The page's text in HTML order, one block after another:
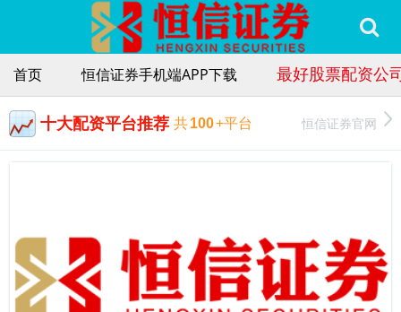
首页 恒信证券手机端APP下载 最好股票配资公
十大配资平台推荐 共100+平台 恒信证券官网